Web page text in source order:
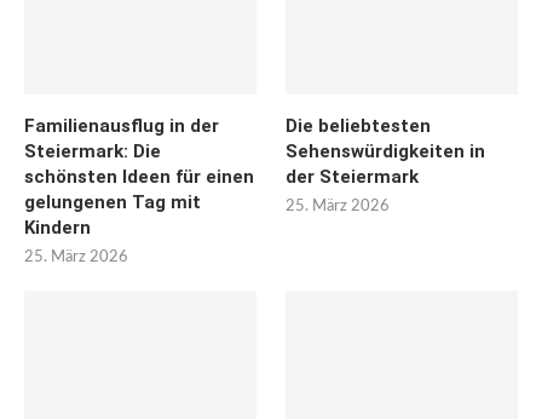
Familienausflug in der
Steiermark: Die
schönsten Ideen für einen
gelungenen Tag mit
Kindern
25. März 2026
Die beliebtesten
Sehenswürdigkeiten in
der Steiermark
25. März 2026